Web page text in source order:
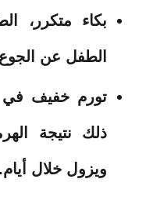
بكاء متكرر،
الطفل عن
تورم خفيف في
ذلك نتيجة
ويزول خلال أيام.